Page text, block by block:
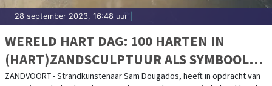
28 september 2023, 16:48 uur
WERELD HART DAG: 100 HARTEN IN
(HART)ZANDSCULPTUUR ALS SYMBOOL
VOOR IMPACT HART- EN VAATZIEKTEN IN
ZANDVOORT - Strandkunstenaar Sam Dougados, heeft in opdracht van